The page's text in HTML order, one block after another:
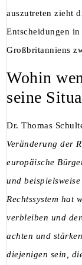
auszutreten zieht
Entscheidungen
Großbritanniens
Wohin
seine
Dr. Thomas
Veränderung der
europäische
und
Rechtssystem hat
verbleiben und
achten und
diejenigen sein,